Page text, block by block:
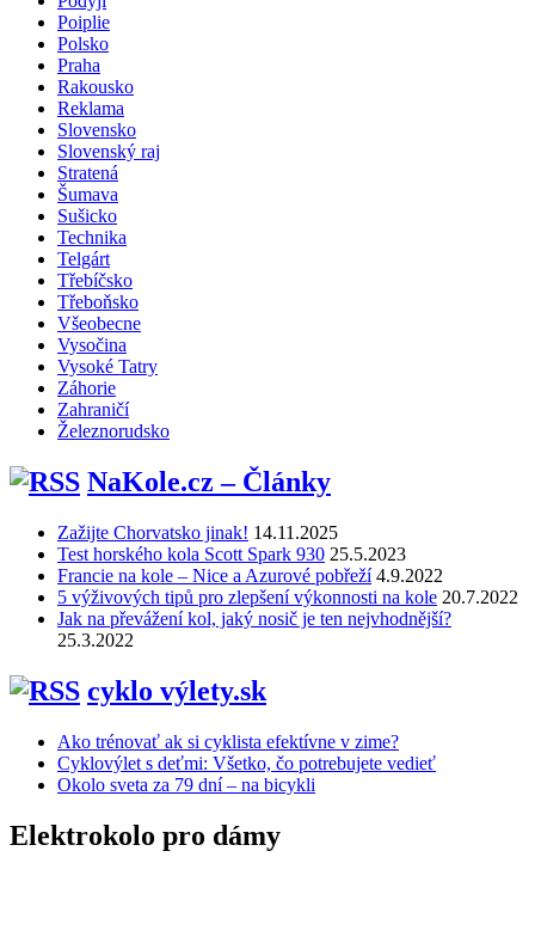
Poiplie
Polsko
Praha
Rakousko
Reklama
Slovensko
Slovenský raj
Stratená
Šumava
Sušicko
Technika
Telgárt
Třebíčsko
Třeboňsko
Všeobecne
Vysočina
Vysoké Tatry
Záhorie
Zahraničí
Železnorudsko
NaKole.cz – Články
Zažijte Chorvatsko jinak! 14.11.2025
Test horského kola Scott Spark 930 25.5.2023
Francie na kole – Nice a Azurové pobřeží 4.9.2022
5 výživových tipů pro zlepšení výkonnosti na kole 20.7.2022
Jak na převážení kol, jaký nosič je ten nejvhodnější?
25.3.2022
cyklo výlety.sk
Ako trénovať ak si cyklista efektívne v zime?
Cyklovýlet s deťmi: Všetko, čo potrebujete vedieť
Okolo sveta za 79 dní – na bicykli
Elektrokolo pro dámy